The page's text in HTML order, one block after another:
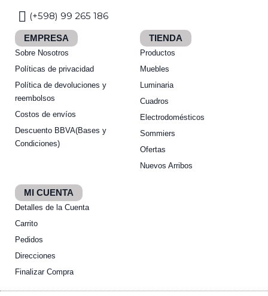
(+598) 99 265 186
EMPRESA
Sobre Nosotros
Políticas de privacidad
Política de devoluciones y
reembolsos
Costos de envíos
Descuento BBVA(Bases y
Condiciones)
TIENDA
Productos
Muebles
Luminaria
Cuadros
Electrodomésticos
Sommiers
Ofertas
Nuevos Arribos
MI CUENTA
Detalles de la Cuenta
Carrito
Pedidos
Direcciones
Finalizar Compra
Hola👋
¿En qué podemos ayudarte?